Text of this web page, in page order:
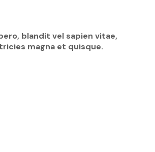
blandit vel sapien vitae,
magna et quisque.